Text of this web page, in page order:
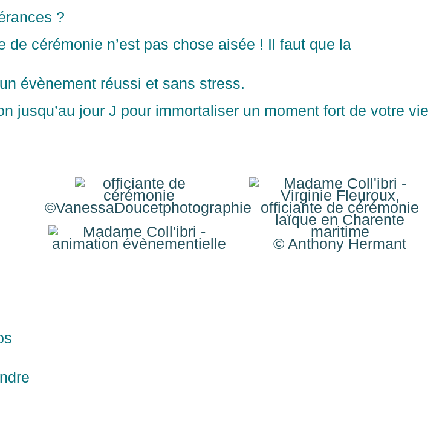
?
cérémonie n’est pas chose aisée ! Il faut que la
évènement réussi et sans stress.
jusqu’au jour J pour immortaliser un moment fort de votre vie
©VanessaDoucetphotographie
© Anthony Hermant